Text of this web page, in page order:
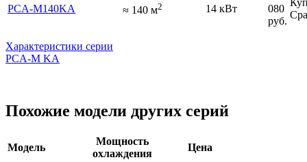
PCA-M140KA ≈ 140 м2 14 кВт
080
руб.
Характеристики серии
PCA-M KA
Похожие модели других серий
Модель
Мощность
охлаждения
Цена